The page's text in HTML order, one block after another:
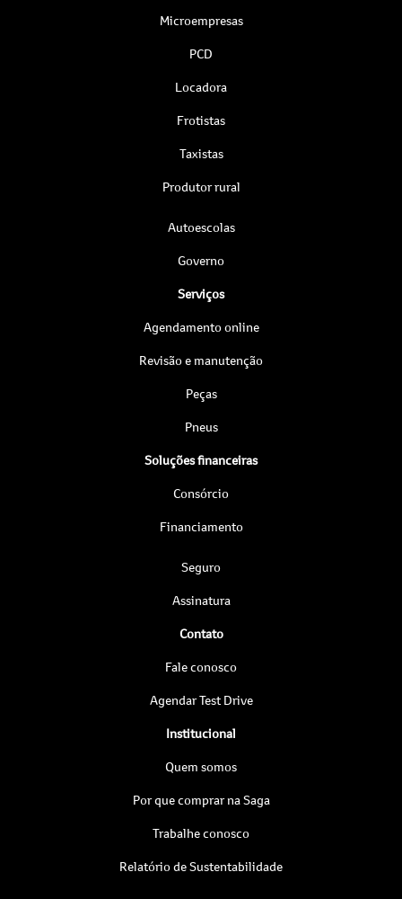
Microempresas
PCD
Locadora
Frotistas
Taxistas
Produtor rural
Autoescolas
Governo
Serviços
Agendamento online
Revisão e manutenção
Peças
Pneus
Soluções financeiras
Consórcio
Financiamento
Seguro
Assinatura
Contato
Fale conosco
Agendar Test Drive
Institucional
Quem somos
Por que comprar na Saga
Trabalhe conosco
Relatório de Sustentabilidade